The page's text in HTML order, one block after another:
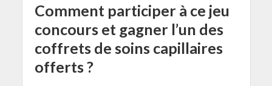
Comment participer à ce jeu
concours et gagner l’un des
coffrets de soins capillaires
offerts ?